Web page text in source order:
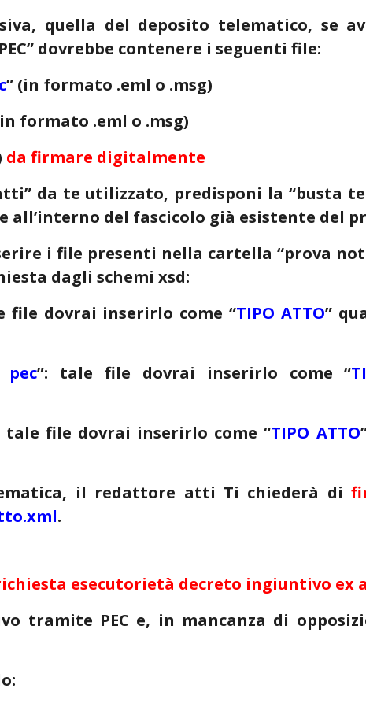
quella del deposito telematico, se
dovrebbe contenere i seguenti file:
” (in formato .eml o .msg)
formato .eml o .msg)
da firmare digitalmente
da te utilizzato, predisponi la “busta
all’interno del fascicolo già esistente del
i file presenti nella cartella “prova
dagli schemi xsd:
file dovrai inserirlo come“TIPO ATTO”
pec”: tale file dovrai inserirlo come“
tale file dovrai inserirlo come“TIPO ATTO
il redattore atti Ti chiederà di
.
esecutorietà decreto ingiuntivo ex
tramite PEC e, in mancanza di